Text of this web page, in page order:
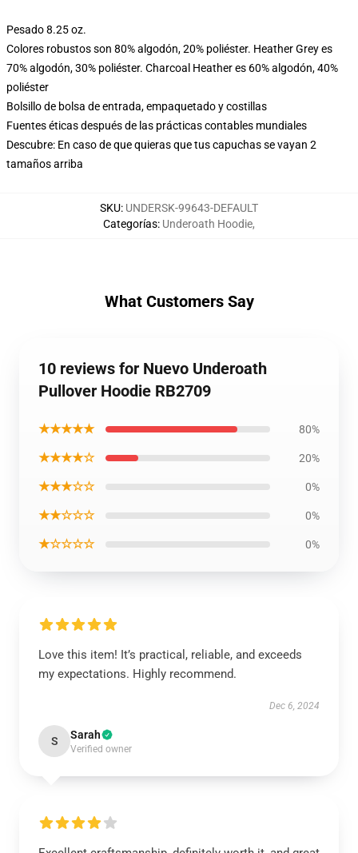
Pesado 8.25 oz.
Colores robustos son 80% algodón, 20% poliéster. Heather Grey es
70% algodón, 30% poliéster. Charcoal Heather es 60% algodón, 40%
poliéster
Bolsillo de bolsa de entrada, empaquetado y costillas
Fuentes éticas después de las prácticas contables mundiales
Descubre: En caso de que quieras que tus capuchas se vayan 2
tamaños arriba
SKU: UNDERSK-99643-DEFAULT
Categorías: Underoath Hoodie,
What Customers Say
10 reviews for Nuevo Underoath
Pullover Hoodie RB2709
★★★★★ 80%
★★★★☆ 20%
★★★☆☆ 0%
★★☆☆☆ 0%
★☆☆☆☆ 0%
Love this item! It’s practical, reliable, and exceeds
my expectations. Highly recommend.
Dec 6, 2024
S Sarah
Verified owner